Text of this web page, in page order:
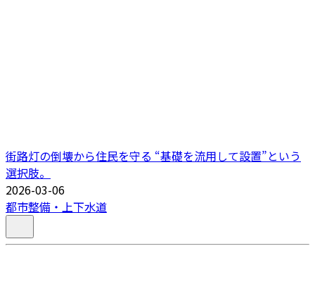
街路灯の倒壊から住民を守る “基礎を流用して設置”という
選択肢。
2026-03-06
都市整備・上下水道